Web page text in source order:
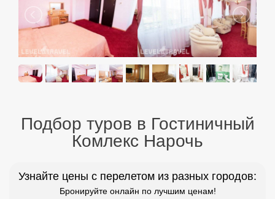
Комлекс Нарочь
Узнайте цены с перелетом из разных городов:
Бронируйте онлайн по лучшим ценам!
Екатеринбург
Уфа Минеральные Воды
Н. Новгород Оренбург